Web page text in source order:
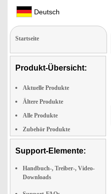
Deutsch
Startseite
Produkt-Übersicht:
Aktuelle Produkte
Ältere Produkte
Alle Produkte
Zubehör Produkte
Support-Elemente:
Handbuch-, Treiber-, Video-
Downloads